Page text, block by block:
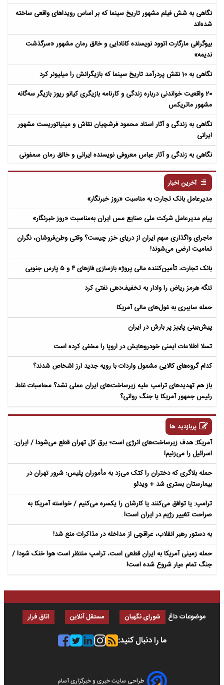
نگاهی به شش فیلم مشهور تاریخ سینما که بر اساس رویداهای واقعی ساخته
شده‌اند
بیوگرافی مارگارت اتوود نویسنده کانادایی و خالق رمان مشهور «سرگذشت
ندیمه»
نگاهی به 10 نقش پردرآمد تاریخ سینما که بازیگرانش را میلیونر کرد
20 واقعیت خواندنی درباره زندگی و کارنامه بازیگری کیانو ریوز بازیگر سه‌گانه
مشهور ماتریکس
نگاهی به زندگی و آثار استاد محمود فرشچیان نقاش و مینیاتوریست مشهور
ایرانی
نگاهی به زندگی و آثار عباس معروفی نویسنده ایرانی و خالق رمان سمفونی
آخرین اخبار
مدیرعامل بانک تجارت به‌ مناسبت «روز خبرنگار»
پیام مدیرعامل شرکت ملی صنایع مس ایران به‌مناسبت «روز خبرنگار»
ماجرای واگذاری سهم ایران از دریای خزر چیست؟ وقتی وطن‌فروشان، نگران
تمامیت ارضی می‌شوند!
بانک تجارت، تأمین‌کننده مالی پروژه بازسازی فازهای ۴ و ۵ پارس جنوبی
تنگه هرمز ریاض را وادار به تخفیف‌دهی نفتی کرد
حمله سایبری به غول‌های مالی آمریکا
پیش‌بینی پاییز پر بارش در ایران
تسلا اطلاعات ایمنی خودروهایش در اروپا را مخفی کرده است
کدام گروه‌های کالایی مشمول واردات با رویه جدید ارز اشخاص شدند؟
باز هم تهدیدهای ترامپ علیه زیرساخت‌های ایران عملی نشد؟ محاسبات غلط
رئیس جمهور آمریکا یا جنگ روانی؟
پربازدید ها
آمریکا: هدف زیرساخت‌های انرژی است؛ برق کل تهران قطع می‌شود! / ایران:
اسرائیل را می‌زنیم!
حمله بلاگری که دختران را کتک می‌زد به مأموران پلیس؛ شرور تهران در
بیمارستان بستری شد + ویدئو
ترامپ: یا توافق می‌کنند یا کارشان را یکسره می‌کنیم / خواسته آمریکا به
صراحت تغییر رژیم در ایران است!
به دستور رهبر انقلاب، عراقچی از مداخله در مذاکرات منع شد!
حمله زمینی آمریکا به ایران قطعی است، ترامپ منتظر است هوا خنک شود! /
جنگ تمام عیار شروع شده است!
موضوعات داغ شورای نگهبان مستقل آنلاین اتاق فرار
ما را دنبال کنید:
طراحی سایت خبری و خبرگزاری آسام